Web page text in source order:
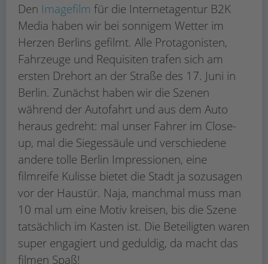
Den Imagefilm für die Internetagentur B2K
Media haben wir bei sonnigem Wetter im
Herzen Berlins gefilmt. Alle Protagonisten,
Fahrzeuge und Requisiten trafen sich am
ersten Drehort an der Straße des 17. Juni in
Berlin. Zunächst haben wir die Szenen
während der Autofahrt und aus dem Auto
heraus gedreht: mal unser Fahrer im Close-
up, mal die Siegessäule und verschiedene
andere tolle Berlin Impressionen, eine
filmreife Kulisse bietet die Stadt ja sozusagen
vor der Haustür. Naja, manchmal muss man
10 mal um eine Motiv kreisen, bis die Szene
tatsächlich im Kasten ist. Die Beteiligten waren
super engagiert und geduldig, da macht das
filmen Spaß!